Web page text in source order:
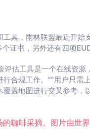
具，雨林联盟最近开
证书，另外还有四项
评估工具是一个在线资
合规工作。”“用户只
盖地图进行交叉参考，
咖啡采摘。图片由世